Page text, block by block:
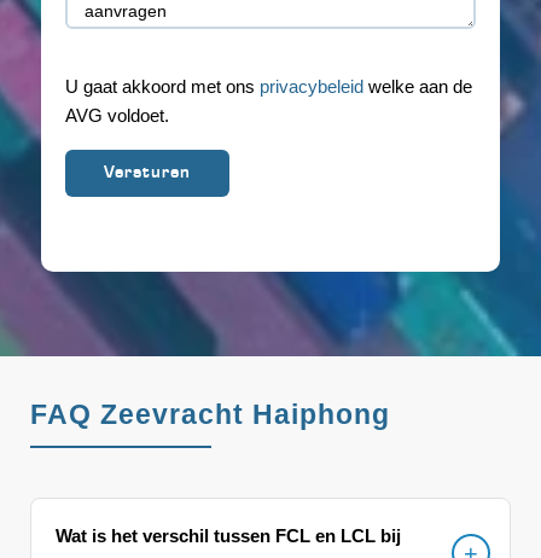
U gaat akkoord met ons privacybeleid welke aan de
AVG voldoet.
FAQ Zeevracht Haiphong
Wat is het verschil tussen FCL en LCL bij